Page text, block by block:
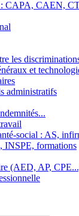
: CAPA, CAEN,
les
et
administratifs
social : AS,
INSPE, formations
(AED, AP,